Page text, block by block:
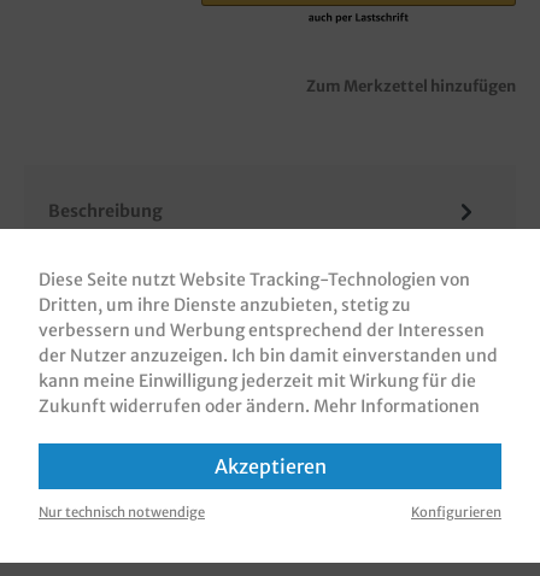
Zum Merkzettel hinzufügen
Beschreibung
Hartpapier mit PLA Beschichtung, weiß oder braun,
400ml (300St), 650ml (300S…Mehr
Bewertungen
Informationen zur Produktsicherheit
Diese Seite nutzt Website Tracking-Technologien von
Dritten, um ihre Dienste anzubieten, stetig zu
verbessern und Werbung entsprechend der Interessen
der Nutzer anzuzeigen. Ich bin damit einverstanden und
kann meine Einwilligung jederzeit mit Wirkung für die
Zukunft widerrufen oder ändern. Mehr Informationen
Akzeptieren
Nur technisch notwendige Konfigurieren